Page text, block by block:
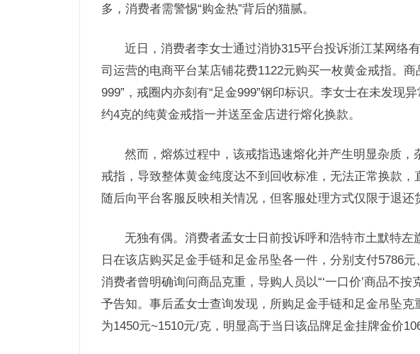
多，消费者需警惕“购金热”背后的猫腻。
近日，消费者李女士通过消协315平台投诉浙江某网络
司运营的电商平台某店铺花费1122元购买一枚黄金戒指。
999”，戒圈内亦刻有“足金999”钢印标识。李女士在未发现
约4克的纯黄金戒指一并送至金店进行熔化换款。
然而，熔炼过程中，该戒指迅速熔化并产生明显杂质
戒指，导致整体黄金纯度达不到回收标准，无法正常换款
随后向平台客服反映相关情况，但客服处理方式仅限于退还
无独有偶。消费者孟女士日前投诉呼和浩特市土默特左
日在该店购买足金手链和足金吊坠各一件，分别支付5786元
消费者曾明确询问商品克重，导购人员以“‘一口价’商品不
予告知。事后孟女士查询发现，所购足金手链和足金吊坠
为1450元~1510元/克，明显高于当日该品牌足金挂牌金价